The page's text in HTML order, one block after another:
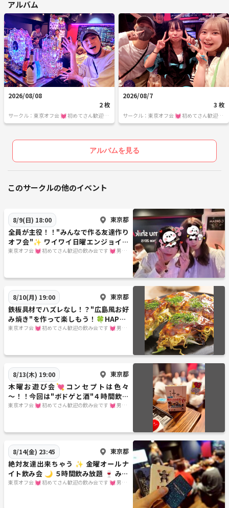
アルバム
2026/08/08
2 枚
サークル：東京オフ会 💓 初めてさん歓迎の
飲み会です 💓 男女関係なく純粋に友達作り
欲しい・地方出身者の方～是非来て下さいね
2026/08/7
3 枚
サークル：東京オフ会 💓 初めてさん歓迎の
飲み会です 💓 男女関係なく純粋に友達作り
欲しい・地方出身者の方～是非来て下さいね
♪ 毎週遊べるほんとうの友達作りをしよう
✨
アルバムを見る
このサークルの他のイベント
8/9(日) 18:00 東京都
全員が主役！！"みんなで作る友達作り
オフ会"✨ ワイワイ日曜エンジョイ飲
み会 ❥ お初さん大歓迎♪
東京オフ会 💓 初めてさん歓迎の飲み会です 💓 男女
✨
8/10(月) 19:00 東京都
鉄板具材でハズレなし！？"広島風お好
み焼き"を作って楽しもう！🍀HAPPY
MONDAY 😎気楽に飲める仲間を作ろ
東京オフ会 💓 初めてさん歓迎の飲み会です 💓 男女
✨
8/13(木) 19:00 東京都
木曜お遊び会💘コンセプトは色々
～！！今回は"ボドゲと酒"４時間飲み
放題👄大人になっても遊びたい⭐平日
東京オフ会 💓 初めてさん歓迎の飲み会です 💓 男女
✨
8/14(金) 23:45 東京都
絶対友達出来ちゃう ✨ 金曜オールナ
イト飲み会 🌙 ５時間飲み放題 🍷 みん
なで朝まで過ごして仲良くなろう ✨
東京オフ会 💓 初めてさん歓迎の飲み会です 💓 男女